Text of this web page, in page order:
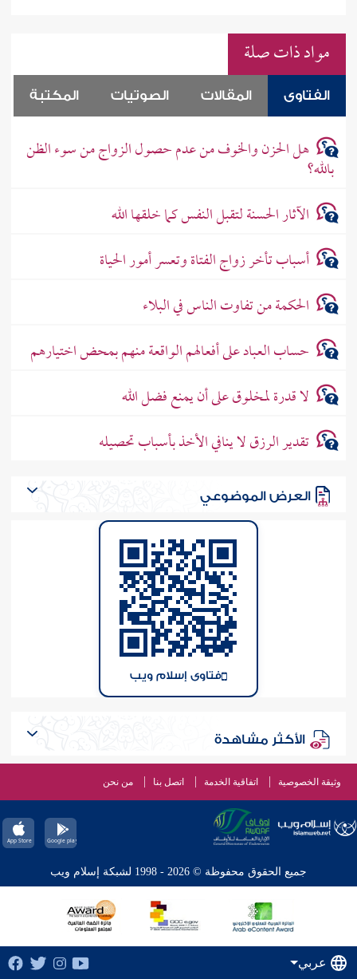
مواد ذات صلة
الفتاوى المقالات الصوتيات المكتبة
هل الحزن والخوف من عدم حصول الزواج من سوء الظن
بالله؟
الآثار الحسنة لتقبل النفس كما خلقها الله
أسباب تأخر زواج الفتاة وتعسر أمور الحياة
الحكمة من تفاوت الناس في البلاء
حساب العباد على أفعالهم الواقعة منهم بمحض اختيارهم
لا قدرة لمخلوق على أن يمنع فضل الله
تقدير الرزق لا ينافي الأخذ بأسباب تحصيله
العرض الموضوعي
فتاوى إسلام ويب
الأكثر مشاهدة
وثيقة الخصوصية اتفاقية الخدمة اتصل بنا من نحن
جميع الحقوق محفوظة © 2026 - 1998 لشبكة إسلام ويب
عربي